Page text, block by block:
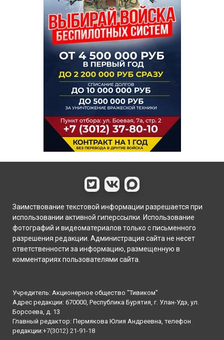
Заимствование текстовой информации разрешается при
использовании активной гиперссылки. Использование
фотографий и видеоматериалов только с письменного
разрешения редакции. Администрация сайта не несет
ответственности за информацию, размещенную в
комментариях пользователями сайта.
Учредитель: Акционерное общество "Тивиком"
Адрес редакции: 670000, Республика Бурятия, г. Улан-Удэ, ул.
Борсоева, д. 13
Главный редактор: Пермякова Юлия Андреевна, телефон
редакции:+7(3012) 21-91-18